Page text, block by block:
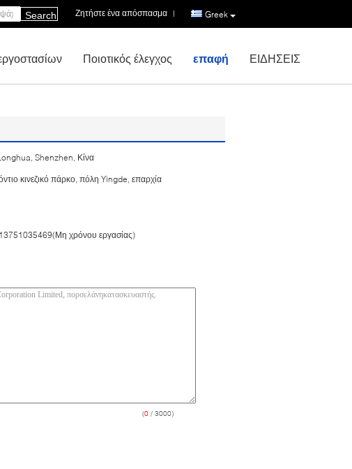
Greek
Ζητήστε ένα απόσπασμα |
Search
Ποιοτικός έλεγχος επαφή ΕΙΔΗΣΕΙΣ
Shenzhen, Κίνα
κινεζικό πάρκο, πόλη Yingde, επαρχία
χρόνου εργασίας)
(0 / 3000)